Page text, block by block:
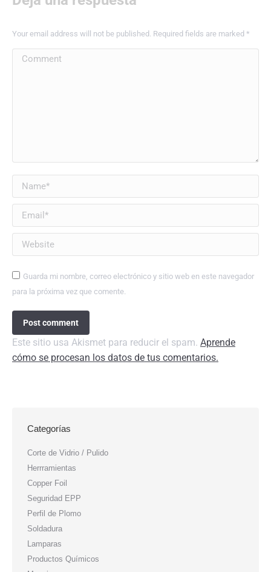
Your email address will not be published. Required fields are marked *
Comment
Name *
Email *
Website
Guarda mi nombre, correo electrónico y sitio web en este navegador
para la próxima vez que comente.
Post comment
Este sitio usa Akismet para reducir el spam. Aprende
cómo se procesan los datos de tus comentarios.
Categorías
Corte de Vidrio / Pulido
Herrramientas
Copper Foil
Seguridad EPP
Perfil de Plomo
Soldadura
Lamparas
Productos Químicos